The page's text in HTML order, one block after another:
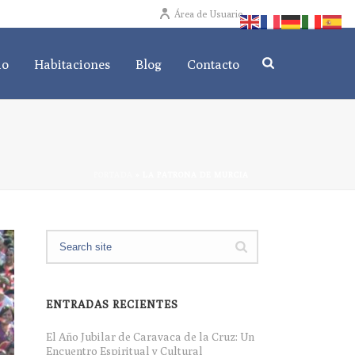
Área de Usuario
Habitaciones Blog Contacto
ENTRADAS RECIENTES
El Año Jubilar de Caravaca de la Cruz: Un
Encuentro Espiritual y Cultural